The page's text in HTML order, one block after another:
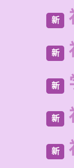
新
新
新
新
新